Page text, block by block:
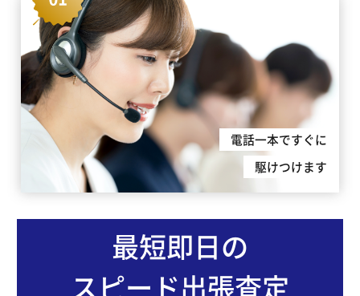
電話一本ですぐに
駆けつけます
最短即日の
スピード出張査定